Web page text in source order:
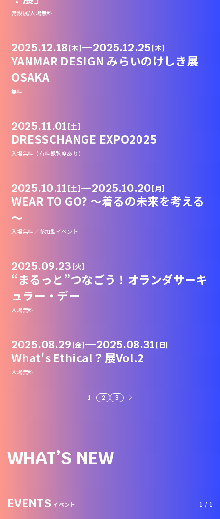
常設展/入場無料
2025.12.18 [木] —2025.12.25 [木]
YANMAR DESIGN みらいのけしき展
OSAKA
無料
2025.11.01 [土]
DRESSCHANGE EXPO2025
入場無料（有料観覧席あり）
2025.10.11 [土] —2025.10.20 [月]
WEAR TO GO? 〜着るの未来を考える
〜
入場無料／参加型イベント
2025.09.23 [火]
“まるっと”つなごう！オランダサーキ
ュラー・デー
入場無料
2025.08.29 [金] —2025.08.31 [日]
What's Ethical？展Vol.2
入場無料
WHAT’S NEW
EVENTS イベント 1 / 1